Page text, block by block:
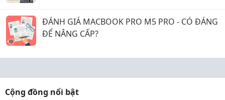
ĐÁNH GIÁ MACBOOK PRO M5 PRO - CÓ ĐÁNG
ĐỂ NÂNG CẤP?
Cộng đồng nổi bật